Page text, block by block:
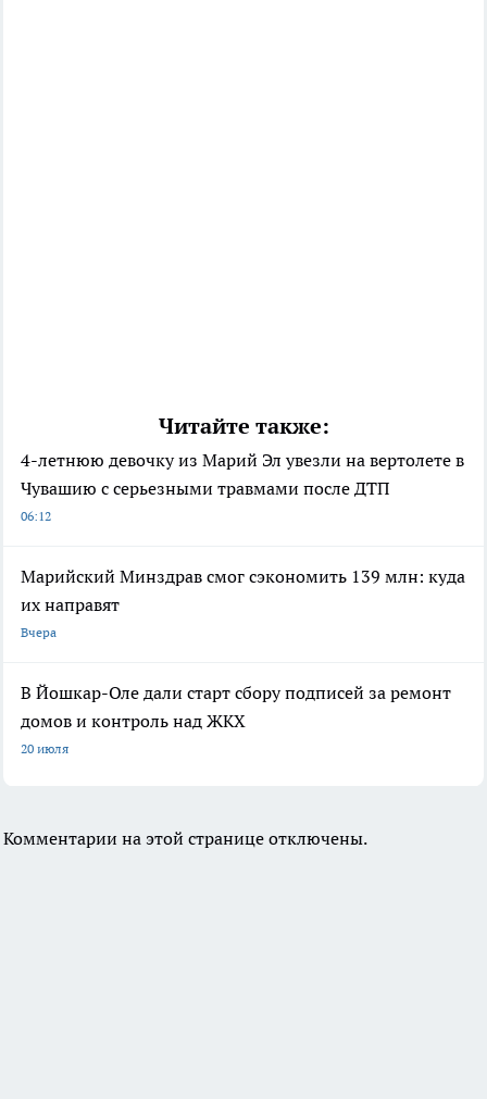
Читайте также:
4-летнюю девочку из Марий Эл увезли на вертолете в
Чувашию с серьезными травмами после ДТП
06:12
Марийский Минздрав смог сэкономить 139 млн: куда
их направят
Вчера
В Йошкар-Оле дали старт сбору подписей за ремонт
домов и контроль над ЖКХ
20 июля
Комментарии на этой странице отключены.